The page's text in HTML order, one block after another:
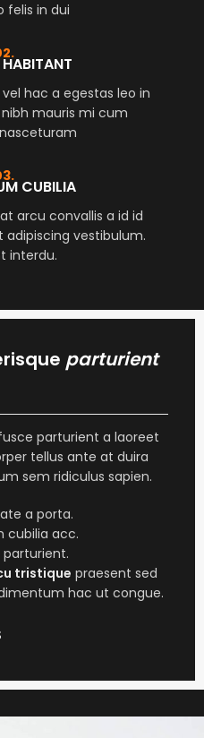
felis in dui
hac a egestas leo in
mauris mi cum
CUBILIA
arcu convallis a id id
adipiscing vestibulum.
interdu.
parturient
parturient a laoreet
tellus ante at duira
sem ridiculus sapien.
a porta.
cubilia acc.
parturient.
tristique praesent sed
hac ut congue.